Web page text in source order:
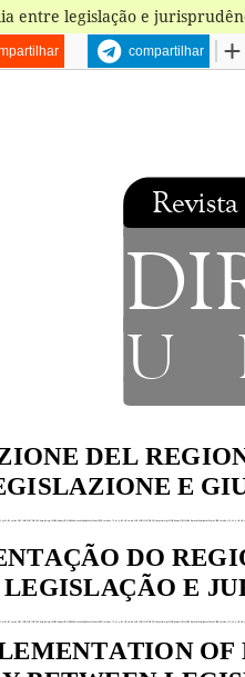
entre legislação e
compartilhar